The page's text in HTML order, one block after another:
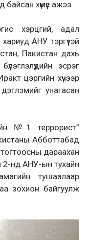
хүмүүс ажээ.
хэрцгий, адал
АНУ тэргүүтэй
Пакистан дахь
эсрэг
цэргийн хүчээр
унагасан
№1 террорист”
Абботтабад
дараахан
2-нд АНУ-ын тухайн
тушаалаар
зохион байгуулж